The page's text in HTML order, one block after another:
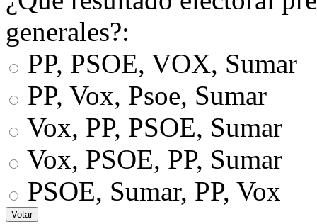
generales?:
PP, PSOE, VOX, Sumar
PP, Vox, Psoe, Sumar
Vox, PP, PSOE, Sumar
Vox, PSOE, PP, Sumar
PSOE, Sumar, PP, Vox